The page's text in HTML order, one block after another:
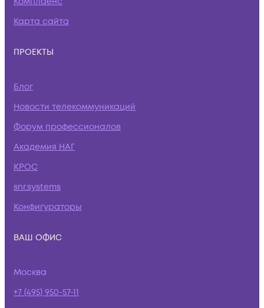
Карта сайта
ПРОЕКТЫ
Блог
Новости телекоммуникаций
Форум профессионалов
Академия НАГ
КРОС
snr.systems
Конфигураторы
ВАШ ОФИС
Москва
+7 (495) 950-57-11